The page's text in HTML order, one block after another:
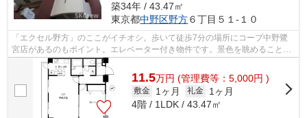
築34年 / 43.47㎡
東京都中野区野方６丁目５１-１０
「エクセル野方」のここがイチオシ。歩いて徒歩7分の場所にコープ中野鷺
宮店があるのもポイント。エレベーター付き物件です。景色を眺めることに
は心を癒す効果があり、視力低下の恐れ...
11.5万円 (管理費等：5,000円 )
敷金 1ヶ月 礼金
1ヶ月
4階 / 1LDK / 43.47㎡